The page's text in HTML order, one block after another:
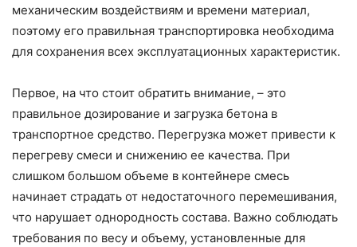
механическим воздействиям и времени материал,
поэтому его правильная транспортировка необходима
для сохранения всех эксплуатационных характеристик.
Первое, на что стоит обратить внимание, – это
правильное дозирование и загрузка бетона в
транспортное средство. Перегрузка может привести к
перегреву смеси и снижению ее качества. При
слишком большом объеме в контейнере смесь
начинает страдать от недостаточного перемешивания,
что нарушает однородность состава. Важно соблюдать
требования по весу и объему, установленные для